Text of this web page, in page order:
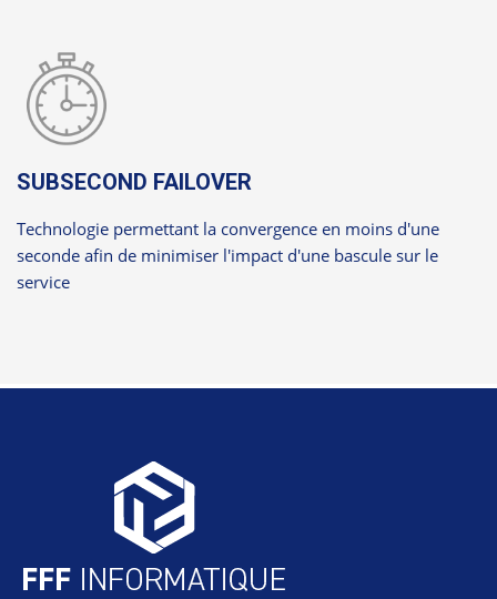
SUBSECOND FAILOVER
Technologie permettant la convergence en moins d'une
seconde afin de minimiser l'impact d'une bascule sur le
service